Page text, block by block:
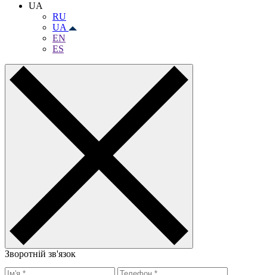
UA
RU
UA
EN
ES
Зворотній зв'язок